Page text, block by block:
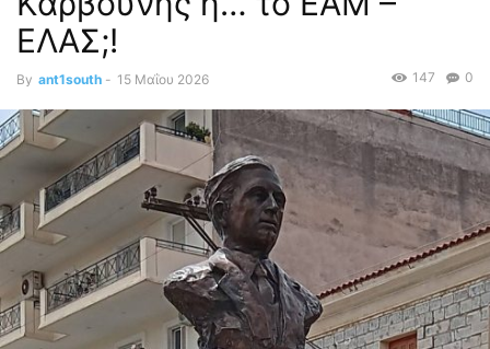
ΕΛΑΣ;!
By ant1south - 15 Μαΐου 2026 0
147